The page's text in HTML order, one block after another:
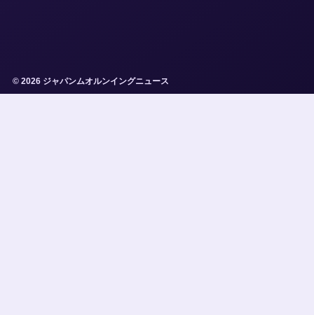
© 2026 ジャパンムオルンイングニュース